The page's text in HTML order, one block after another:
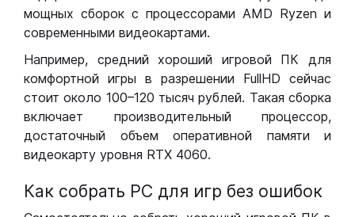
мощных сборок с процессорами AMD Ryzen и
современными видеокартами.
Например, средний хороший игровой ПК для
комфортной игры в разрешении FullHD сейчас
стоит около 100–120 тысяч рублей. Такая сборка
включает производительный процессор,
достаточный объем оперативной памяти и
видеокарту уровня RTX 4060.
Как собрать РС для игр без ошибок